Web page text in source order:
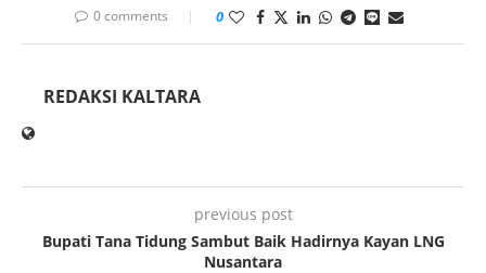
0 comments 0
REDAKSI KALTARA
previous post
Bupati Tana Tidung Sambut Baik Hadirnya Kayan LNG
Nusantara